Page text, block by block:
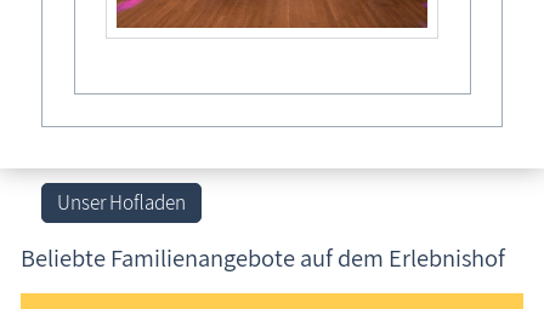
Born a. Darß: Erlebnishof Gut Darß
das perfekte Ausflugsziel für die ganze Familie. Mit
maßgeschneiderten Freizeitangeboten für jedes Alter sind
Unser Hofladen
Beliebte Familienangebote auf dem Erlebnishof